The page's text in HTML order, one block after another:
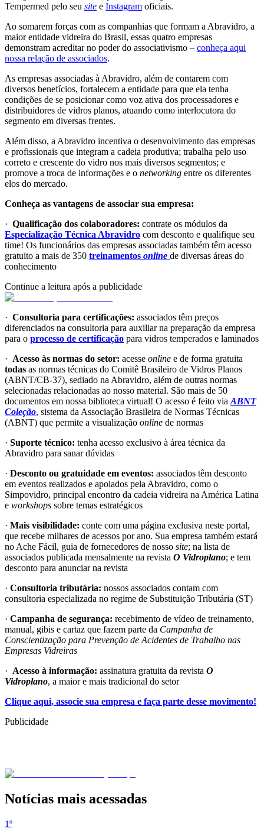
Tempermed pelo seu site e Instagram oficiais.
Ao somarem forças com as companhias que formam a Abravidro, a
maior entidade vidreira do Brasil, essas quatro empresas
demonstram acreditar no poder do associativismo – conheça aqui
nossa relação de associados.
As empresas associadas à Abravidro, além de contarem com
diversos benefícios, fortalecem a entidade para que ela tenha
condições de se posicionar como voz ativa dos processadores e
distribuidores de vidros planos, atuando como interlocutora do
segmento em diversas frentes.
Além disso, a Abravidro incentiva o desenvolvimento das empresas
e profissionais que integram a cadeia produtiva; trabalha pelo uso
correto e crescente do vidro nos mais diversos segmentos; e
promove a troca de informações e o networking entre os diferentes
elos do mercado.
Conheça as vantagens de associar sua empresa:
· Qualificação dos colaboradores: contrate os módulos da
Especialização Técnica Abravidro com desconto e qualifique seu
time! Os funcionários das empresas associadas também têm acesso
gratuito a mais de 350 treinamentos online de diversas áreas do
conhecimento
Continue a leitura após a publicidade
· Consultoria para certificações: associados têm preços
diferenciados na consultoria para auxiliar na preparação da empresa
para o processo de certificação para vidros temperados e laminados
· Acesso às normas do setor: acesse online e de forma gratuita
todas as normas técnicas do Comitê Brasileiro de Vidros Planos
(ABNT/CB-37), sediado na Abravidro, além de outras normas
selecionadas relacionadas ao nosso material. São mais de 50
documentos em nossa biblioteca virtual! O acesso é feito via ABNT
Coleção, sistema da Associação Brasileira de Normas Técnicas
(ABNT) que permite a visualização online de normas
· Suporte técnico: tenha acesso exclusivo à área técnica da
Abravidro para sanar dúvidas
· Desconto ou gratuidade em eventos: associados têm desconto
em eventos realizados e apoiados pela Abravidro, como o
Simpovidro, principal encontro da cadeia vidreira na América Latina
e workshops sobre temas estratégicos
· Mais visibilidade: conte com uma página exclusiva neste portal,
que recebe milhares de acessos por ano. Sua empresa também estará
no Ache Fácil, guia de fornecedores de nosso site; na lista de
associados publicada mensalmente na revista O Vidroplano; e tem
desconto para anunciar na revista
· Consultoria tributária: nossos associados contam com
consultoria especializada no regime de Substituição Tributária (ST)
· Campanha de segurança: recebimento de vídeo de treinamento,
manual, gibis e cartaz que fazem parte da Campanha de
Conscientização para Prevenção de Acidentes de Trabalho nas
Empresas Vidreiras
· Acesso à informação: assinatura gratuita da revista O
Vidroplano, a maior e mais tradicional do setor
Clique aqui, associe sua empresa e faça parte desse movimento!
Publicidade
Notícias mais acessadas
1º